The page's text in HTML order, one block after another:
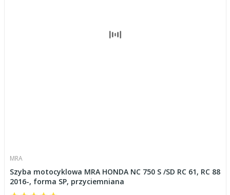
MRA
Szyba motocyklowa MRA HONDA NC 750 S /SD RC 61, RC 88
2016-, forma SP, przyciemniana